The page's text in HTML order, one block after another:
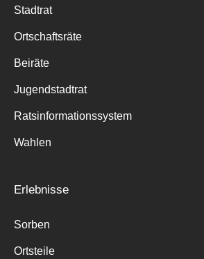
Stadtrat
Ortschaftsräte
Beiräte
Jugendstadtrat
Ratsinformationssystem
Wahlen
Erlebnisse
Sorben
Ortsteile